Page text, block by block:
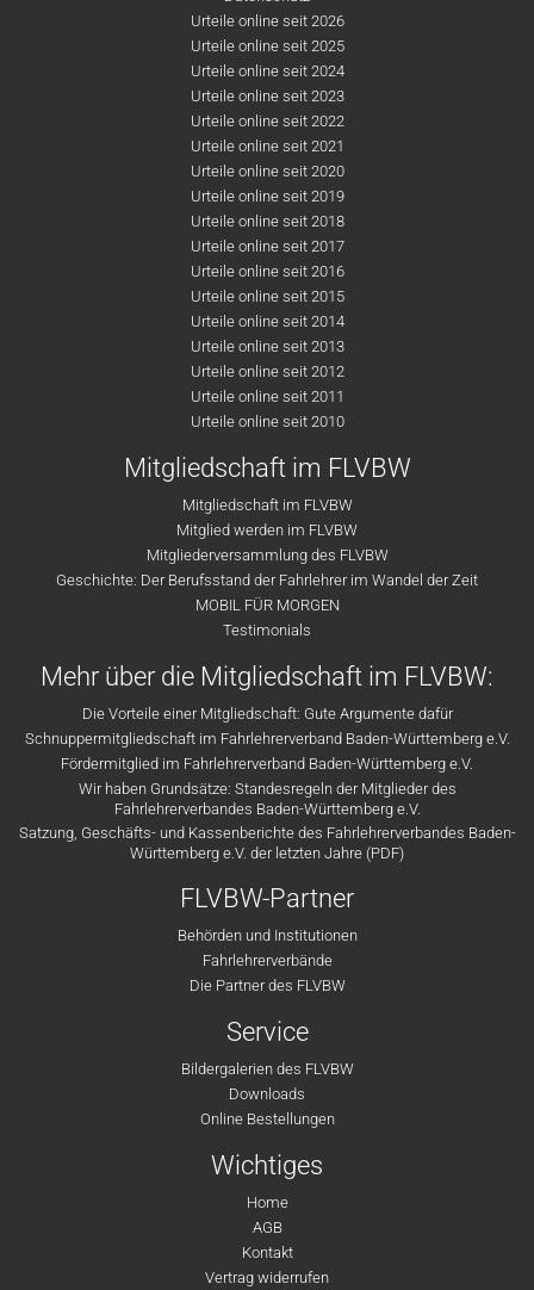
Urteile online seit 2026
Urteile online seit 2025
Urteile online seit 2024
Urteile online seit 2023
Urteile online seit 2022
Urteile online seit 2021
Urteile online seit 2020
Urteile online seit 2019
Urteile online seit 2018
Urteile online seit 2017
Urteile online seit 2016
Urteile online seit 2015
Urteile online seit 2014
Urteile online seit 2013
Urteile online seit 2012
Urteile online seit 2011
Urteile online seit 2010
Mitgliedschaft im FLVBW
Mitgliedschaft im FLVBW
Mitglied werden im FLVBW
Mitgliederversammlung des FLVBW
Geschichte: Der Berufsstand der Fahrlehrer im Wandel der Zeit
MOBIL FÜR MORGEN
Testimonials
Mehr über die Mitgliedschaft im FLVBW:
Die Vorteile einer Mitgliedschaft: Gute Argumente dafür
Schnuppermitgliedschaft im Fahrlehrerverband Baden-Württemberg e.V.
Fördermitglied im Fahrlehrerverband Baden-Württemberg e.V.
Wir haben Grundsätze: Standesregeln der Mitglieder des
Fahrlehrerverbandes Baden-Württemberg e.V.
Satzung, Geschäfts- und Kassenberichte des Fahrlehrerverbandes Baden-
Württemberg e.V. der letzten Jahre (PDF)
FLVBW-Partner
Behörden und Institutionen
Fahrlehrerverbände
Die Partner des FLVBW
Service
Bildergalerien des FLVBW
Downloads
Online Bestellungen
Wichtiges
Home
AGB
Kontakt
Vertrag widerrufen